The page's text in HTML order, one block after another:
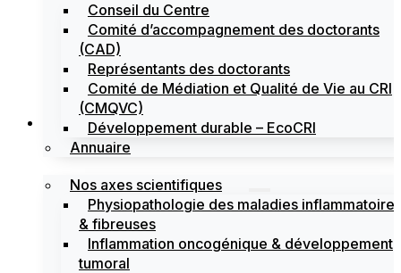
Conseil du Centre
Comité d’accompagnement des doctorants
(CAD)
Représentants des doctorants
Comité de Médiation et Qualité de Vie au CRI
(CMQVC)
Développement durable – EcoCRI
Annuaire
Recherche
Nos axes scientifiques
Physiopathologie des maladies inflammatoires
& fibreuses
Inflammation oncogénique & développement
tumoral